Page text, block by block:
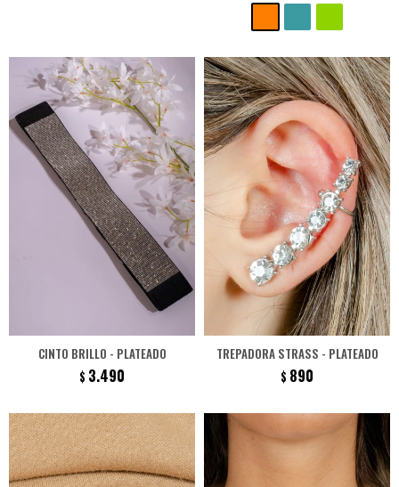
CINTO BRILLO - PLATEADO
$ 3.490
TREPADORA STRASS - PLATEADO
$ 890